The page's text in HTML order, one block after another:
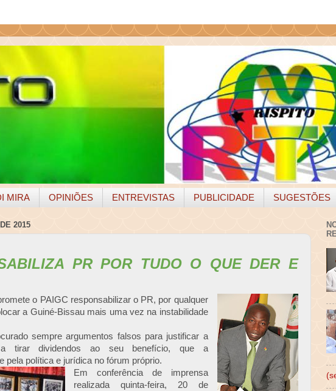
MIRA OPINIÕES ENTREVISTAS PUBLICIDADE SUGESTÕES
2015
PR POR TUDO O QUE DER E
o PAIGC responsabilizar o PR, por qualquer
a Guiné-Bissau mais uma vez na instabilidade
sempre argumentos falsos para justificar a
tirar dividendos ao seu benefício, que a
pela política e jurídica no fórum próprio.
Em conferência de imprensa
realizada quinta-feira, 20 de